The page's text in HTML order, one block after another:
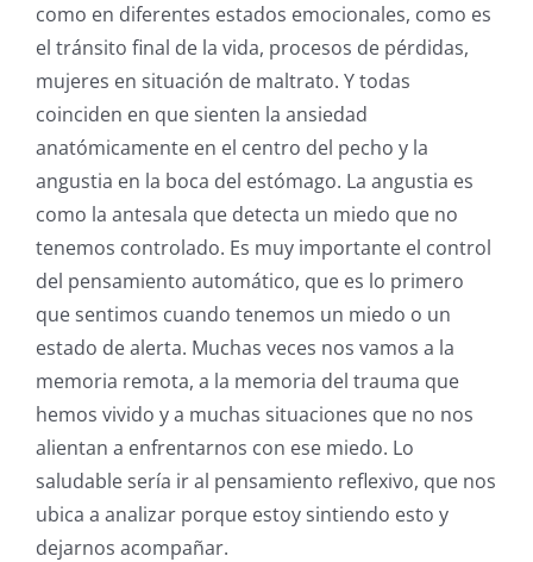
como en diferentes estados emocionales, como es
el tránsito final de la vida, procesos de pérdidas,
mujeres en situación de maltrato. Y todas
coinciden en que sienten la ansiedad
anatómicamente en el centro del pecho y la
angustia en la boca del estómago. La angustia es
como la antesala que detecta un miedo que no
tenemos controlado. Es muy importante el control
del pensamiento automático, que es lo primero
que sentimos cuando tenemos un miedo o un
estado de alerta. Muchas veces nos vamos a la
memoria remota, a la memoria del trauma que
hemos vivido y a muchas situaciones que no nos
alientan a enfrentarnos con ese miedo. Lo
saludable sería ir al pensamiento reflexivo, que nos
ubica a analizar porque estoy sintiendo esto y
dejarnos acompañar.